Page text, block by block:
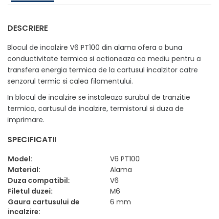
DESCRIERE
Blocul de incalzire V6 PT100 din alama ofera o buna
conductivitate termica si actioneaza ca mediu pentru a
transfera energia termica de la cartusul incalzitor catre
senzorul termic si calea filamentului.
In blocul de incalzire se instaleaza surubul de tranzitie
termica, cartusul de incalzire, termistorul si duza de
imprimare.
SPECIFICATII
Model:
V6 PT100
Material:
Alama
Duza compatibil:
V6
Filetul duzei:
M6
Gaura cartusului de
incalzire:
6 mm